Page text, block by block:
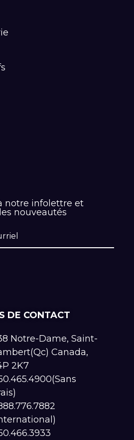
notre infolettre et
nouveautés
DE CONTACT
Notre-Dame, Saint-
Canada,
2K7